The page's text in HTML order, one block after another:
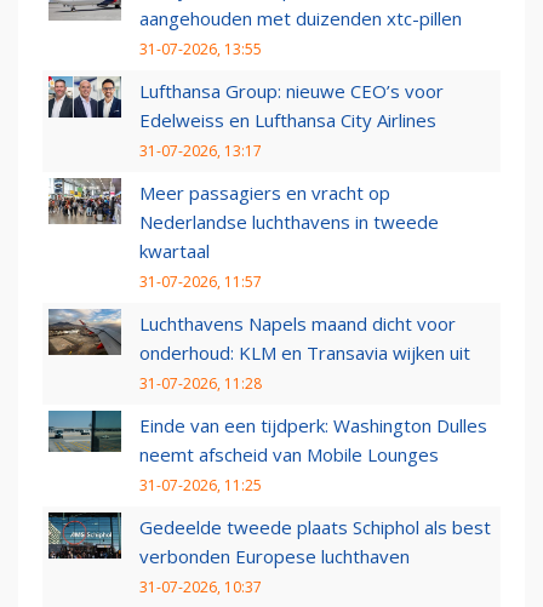
aangehouden met duizenden xtc-pillen
31-07-2026, 13:55
Lufthansa Group: nieuwe CEO’s voor
Edelweiss en Lufthansa City Airlines
31-07-2026, 13:17
Meer passagiers en vracht op
Nederlandse luchthavens in tweede
kwartaal
31-07-2026, 11:57
Luchthavens Napels maand dicht voor
onderhoud: KLM en Transavia wijken uit
31-07-2026, 11:28
Einde van een tijdperk: Washington Dulles
neemt afscheid van Mobile Lounges
31-07-2026, 11:25
Gedeelde tweede plaats Schiphol als best
verbonden Europese luchthaven
31-07-2026, 10:37